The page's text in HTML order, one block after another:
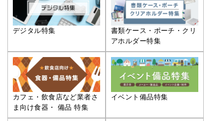
デジタル特集
書類ケース・ポーチ・クリ
アホルダー特集
カフェ・飲食店など業者さ
ま向け食器・ 備品 特集
イベント備品特集